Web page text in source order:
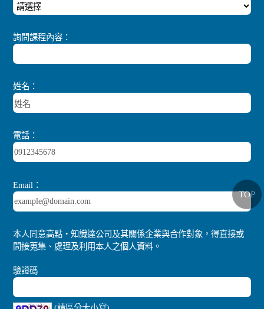
詢問課程內容：
姓名：
電話：
Email：
本人同意高點‧知識達公司及其關係企業與合作對象，得直接或
間接蒐集、處理及利用本人之個人資料。
驗證碼
TOP